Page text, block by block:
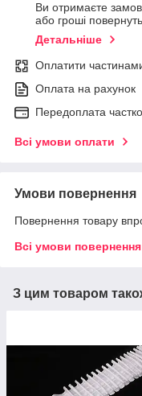
Ви отримаєте
або гроші
Детальніше
Оплатити
Оплата на рахунок
Передоплата
Всі умови оплати
Умови повернення
Повернення товару
Всі умови повернення
З цим товаром